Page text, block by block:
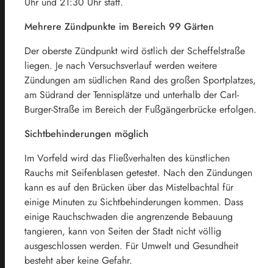
Mehrere Zündpunkte im Bereich 99 Gärten
Der oberste Zündpunkt wird östlich der Scheffelstraße
liegen. Je nach Versuchsverlauf werden weitere
Zündungen am südlichen Rand des großen Sportplatzes,
am Südrand der Tennisplätze und unterhalb der Carl-
Burger-Straße im Bereich der Fußgängerbrücke erfolgen.
Sichtbehinderungen möglich
Im Vorfeld wird das Fließverhalten des künstlichen
Rauchs mit Seifenblasen getestet. Nach den Zündungen
kann es auf den Brücken über das Mistelbachtal für
einige Minuten zu Sichtbehinderungen kommen. Dass
einige Rauchschwaden die angrenzende Bebauung
tangieren, kann von Seiten der Stadt nicht völlig
ausgeschlossen werden. Für Umwelt und Gesundheit
besteht aber keine Gefahr.